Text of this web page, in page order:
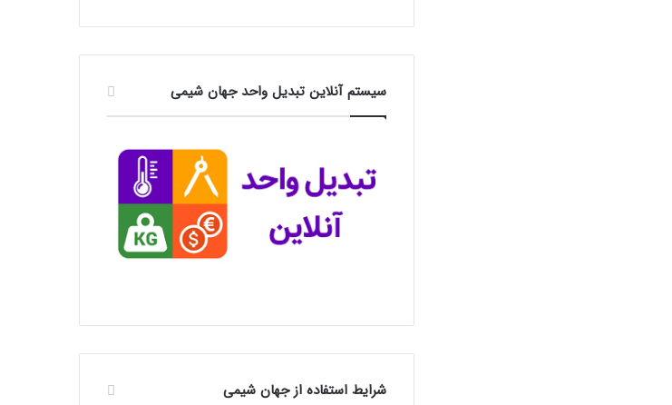
سیستم آنلاین تبدیل واحد جهان شیمی
شرایط استفاده از جهان شیمی